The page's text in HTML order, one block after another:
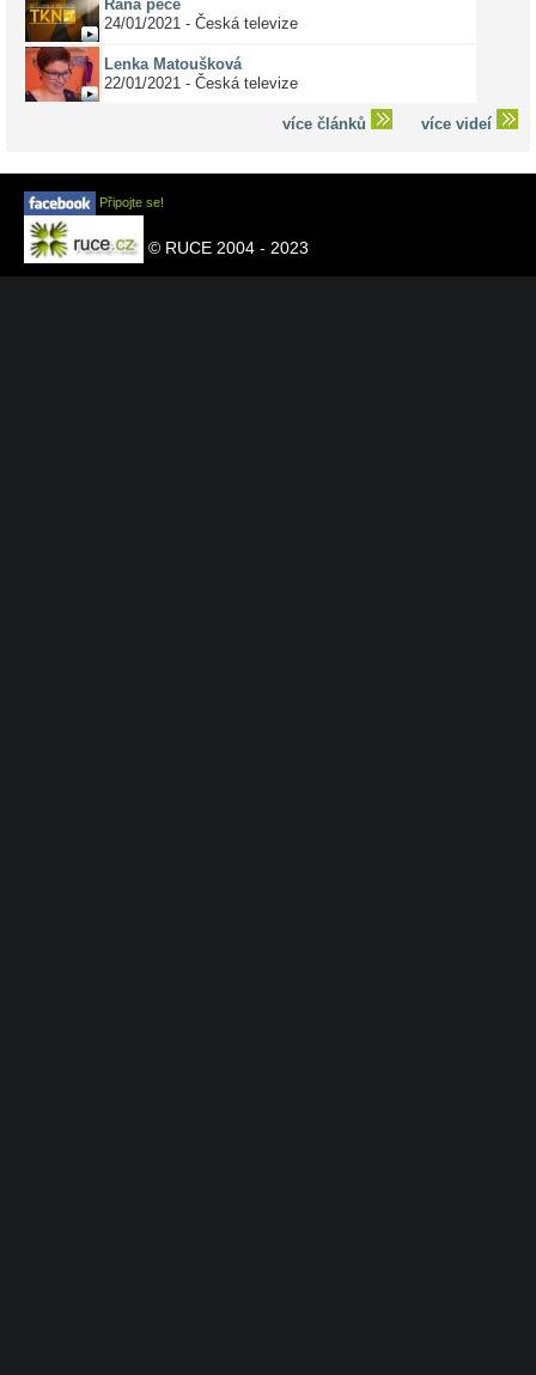
Raná péče
24/01/2021 - Česká televize
Lenka Matoušková
22/01/2021 - Česká televize
více článků více videí
Připojte se!
© RUCE 2004 - 2023